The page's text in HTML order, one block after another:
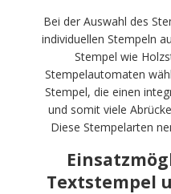
Bei der Auswahl des
individuellen Stempeln
Stempel wie
Stempelautomaten
Stempel, die einen
und somit viele
Diese Stempelarten
Textstempel